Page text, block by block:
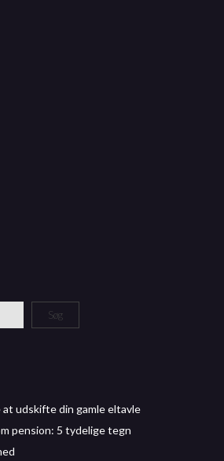
Søg
at udskifte din gamle eltavle
pension: 5 tydelige tegn